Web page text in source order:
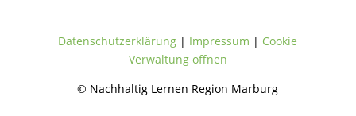
Datenschutzerklärung | Impressum | Cookie
Verwaltung öffnen
© Nachhaltig Lernen Region Marburg